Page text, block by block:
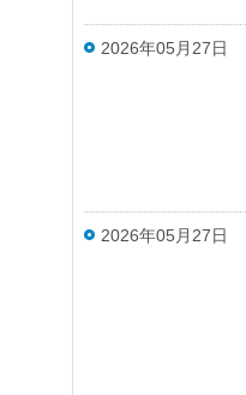
2026年05月27日
2026年05月27日